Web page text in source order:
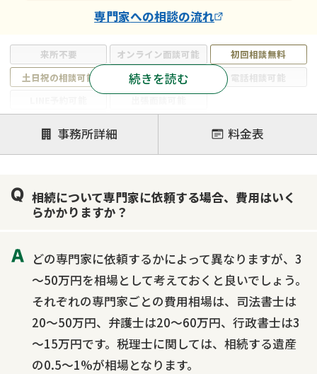
来所不要 オンライン面談可能
初回相談無料
土日祝の相談可能
19時以降電話可能
電話相談可能
注力案件
遺言書作成・遺言執行
相続放棄
相続登記
相続手続き
銀行手続き
家族信託
成年後見・任意後見
相続トラブル
続きを読む
専門家への相談の流れ
事務所詳細 料金表
相続について専門家に依頼する場合、費用はいく
らかかりますか？
どの専門家に依頼するかによって異なりますが、3
～50万円を相場として考えておくと良いでしょう。
それぞれの専門家ごとの費用相場は、司法書士は
20～50万円、弁護士は20～60万円、行政書士は3
～15万円です。税理士に関しては、相続する遺産
の0.5～1%が相場となります。